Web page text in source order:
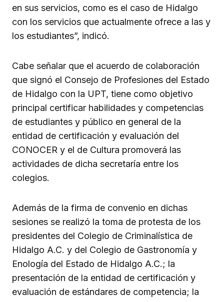
en sus servicios, como es el caso de Hidalgo
con los servicios que actualmente ofrece a las y
los estudiantes”, indicó.
Cabe señalar que el acuerdo de colaboración
que signó el Consejo de Profesiones del Estado
de Hidalgo con la UPT, tiene como objetivo
principal certificar habilidades y competencias
de estudiantes y público en general de la
entidad de certificación y evaluación del
CONOCER y el de Cultura promoverá las
actividades de dicha secretaría entre los
colegios.
Además de la firma de convenio en dichas
sesiones se realizó la toma de protesta de los
presidentes del Colegio de Criminalística de
Hidalgo A.C. y del Colegio de Gastronomía y
Enología del Estado de Hidalgo A.C.; la
presentación de la entidad de certificación y
evaluación de estándares de competencia; la